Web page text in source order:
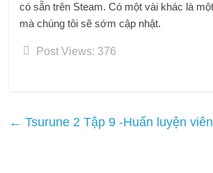
có sẵn trên Steam. Có một vài khác là
mà chúng tôi sẽ sớm cập nhật.
Post Views: 376
← Tsurune 2 Tập 9 -Huấn luyện